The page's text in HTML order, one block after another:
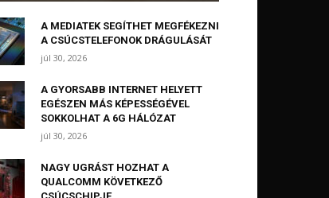
A MEDIATEK SEGÍTHET MEGFÉKEZNI
A CSÚCSTELEFONOK DRÁGULÁSÁT
júl 30, 2026
A GYORSABB INTERNET HELYETT
EGÉSZEN MÁS KÉPESSÉGÉVEL
SOKKOLHAT A 6G HÁLÓZAT
júl 30, 2026
NAGY UGRÁST HOZHAT A
QUALCOMM KÖVETKEZŐ